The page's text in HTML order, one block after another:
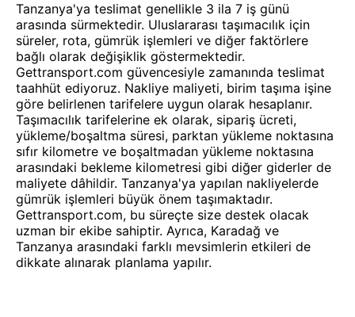
Tanzanya'ya teslimat genellikle 3 ila 7 iş günü
arasında sürmektedir. Uluslararası taşımacılık için
süreler, rota, gümrük işlemleri ve diğer faktörlere
bağlı olarak değişiklik göstermektedir.
Gettransport.com güvencesiyle zamanında teslimat
taahhüt ediyoruz. Nakliye maliyeti, birim taşıma işine
göre belirlenen tarifelere uygun olarak hesaplanır.
Taşımacılık tarifelerine ek olarak, sipariş ücreti,
yükleme/boşaltma süresi, parktan yükleme noktasına
sıfır kilometre ve boşaltmadan yükleme noktasına
arasındaki bekleme kilometresi gibi diğer giderler de
maliyete dâhildir. Tanzanya'ya yapılan nakliyelerde
gümrük işlemleri büyük önem taşımaktadır.
Gettransport.com, bu süreçte size destek olacak
uzman bir ekibe sahiptir. Ayrıca, Karadağ ve
Tanzanya arasındaki farklı mevsimlerin etkileri de
dikkate alınarak planlama yapılır.